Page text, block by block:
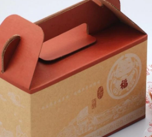
門市資訊